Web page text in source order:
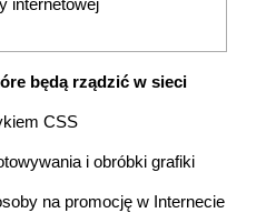
internetowej
będą rządzić w sieci
CSS
i obróbki grafiki
na promocję w Internecie